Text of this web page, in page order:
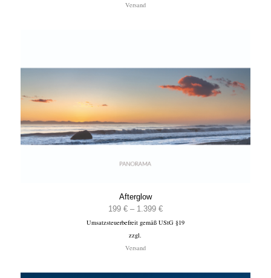
Versand
Afterglow
199 € – 1.399 €Preisspanne:
199 €
Umsatzsteuerbefreit gemäß UStG §19
zzgl.
Versand